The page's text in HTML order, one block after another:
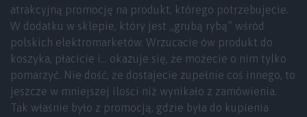
atrakcyjną promocję na produkt, którego potrzebujecie.
W dodatku w sklepie, który jest „grubą rybą” wśród
polskich elektromarketów. Wrzucacie ów produkt do
koszyka, płacicie i… okazuje się, że możecie o nim tylko
pomarzyć. Nie dość, że dostajecie zupełnie coś innego, to
jeszcze w mniejszej ilości niż wynikało z zamówienia.
Tak właśnie było z promocją, gdzie była do kupienia